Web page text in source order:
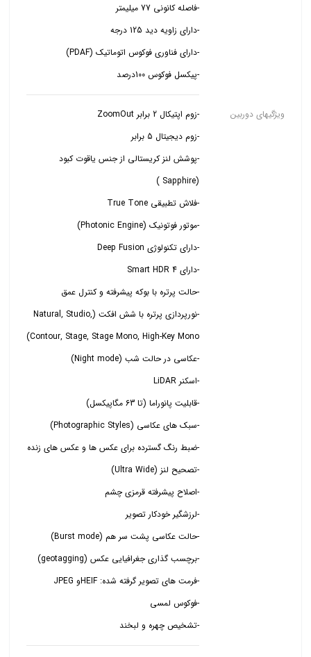
-فاصله کانونی 77 میلیمتر
-دارای زاویه دید 125 درجه
-دارای فناوری فوکوس اتوماتیک (PDAF)
-پیکسل فوکوس 100درصد
ویژگیهای دوربین
-زوم دیجیتال 5 برابر
-پوشش لنز کریستالی از جنس یاقوت کبود
(Sapphire )
-موتور فوتونیک (Photonic Engine)
-دارای تکنولوژی Deep Fusion
-نورپردازی پرتره با شش افکت (Natural, Studio,
Contour, Stage, Stage Mono, High‑Key Mono)
-عکاسی در حالت شب (Night mode)
-اسکنر LiDAR
-قابلیت پانوراما (تا 63 مگاپیکسل)
-سبک های عکاسی (Photographic Styles)
-تصحیح لنز (Ultra Wide)
-اصلاح پیشرفته قرمزی چشم
-لرزشگیر خودکار تصویر
-حالت عکاسی پشت سر هم (Burst mode)
-برچسب گذاری جغرافیایی عکس (geotagging)
-تشخیص چهره و لبخند